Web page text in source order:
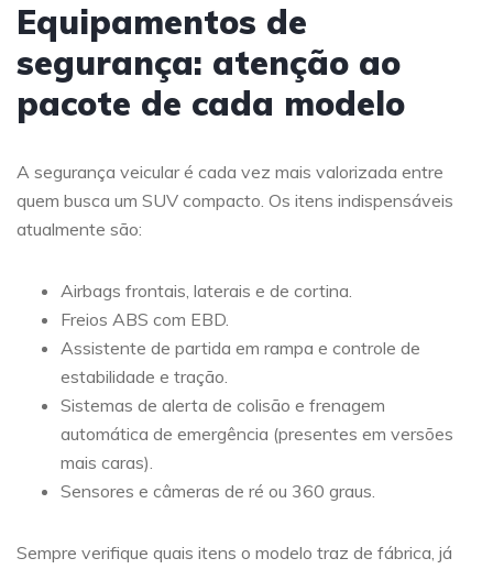
Equipamentos de
segurança: atenção ao
pacote de cada modelo
A segurança veicular é cada vez mais valorizada entre
quem busca um SUV compacto. Os itens indispensáveis
atualmente são:
Airbags frontais, laterais e de cortina.
Freios ABS com EBD.
Assistente de partida em rampa e controle de
estabilidade e tração.
Sistemas de alerta de colisão e frenagem
automática de emergência (presentes em versões
mais caras).
Sensores e câmeras de ré ou 360 graus.
Sempre verifique quais itens o modelo traz de fábrica, já